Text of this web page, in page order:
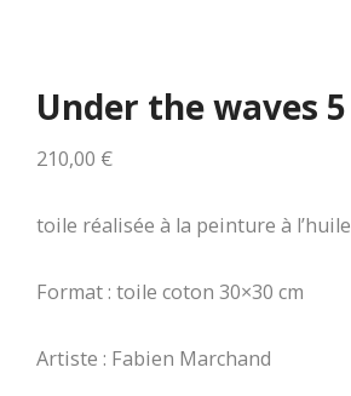
Under the waves 5
210,00 €
toile réalisée à la peinture à l’huile
Format : toile coton 30×30 cm
Artiste : Fabien Marchand